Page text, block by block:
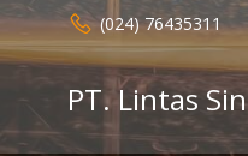
Skip
to
content
(024) 76435311
PT. Lintas